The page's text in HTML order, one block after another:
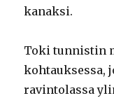
kanaksi.
Toki tunnistin
kohtauksessa,
ravintolassa